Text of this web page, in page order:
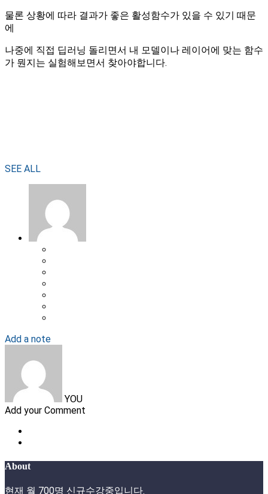
물론 상황에 따라 결과가 좋은 활성함수가 있을 수 있기 때문
에
나중에 직접 딥러닝 돌리면서 내 모델이나 레이어에 맞는 함수
가 뭔지는 실험해보면서 찾아야합니다.
SEE ALL
Add a note
YOU
Add your Comment
About
현재 월 700명 신규수강중입니다.